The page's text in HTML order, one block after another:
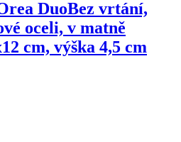
DuoBez vrtání,
oceli, v matně
cm, výška 4,5 cm